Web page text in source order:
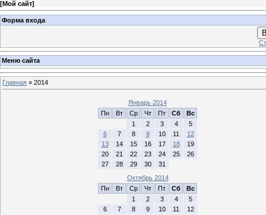
[Мой сайт]
Форма входа
Меню сайта
Главная » 2014
Январь 2014
Пн
Вт Ср Чт Пт Сб
Вс
1
2 3 4
5
6
7 8 9 10 11
12
13
14 15 16 17 18
19
20
21 22 23 24 25
26
27
28 29 30
31
Октябрь 2014
Пн
Вт Ср Чт Пт Сб
Вс
1
2 3 4
5
6
7 8 9 10 11
12